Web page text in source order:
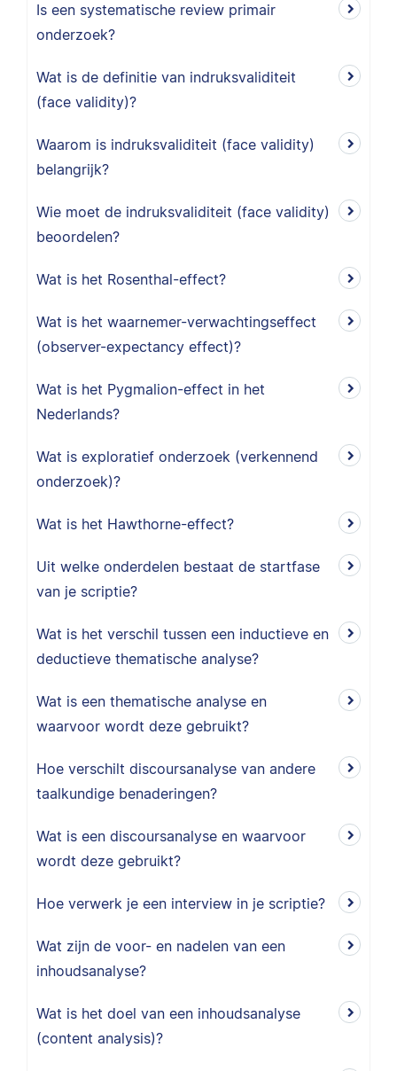
Is een systematische review primair
onderzoek?
Wat is de definitie van indruksvaliditeit
(face validity)?
Waarom is indruksvaliditeit (face validity)
belangrijk?
Wie moet de indruksvaliditeit (face validity)
beoordelen?
Wat is het Rosenthal-effect?
Wat is het waarnemer-verwachtingseffect
(observer-expectancy effect)?
Wat is het Pygmalion-effect in het
Nederlands?
Wat is exploratief onderzoek (verkennend
onderzoek)?
Wat is het Hawthorne-effect?
Uit welke onderdelen bestaat de startfase
van je scriptie?
Wat is het verschil tussen een inductieve en
deductieve thematische analyse?
Wat is een thematische analyse en
waarvoor wordt deze gebruikt?
Hoe verschilt discoursanalyse van andere
taalkundige benaderingen?
Wat is een discoursanalyse en waarvoor
wordt deze gebruikt?
Hoe verwerk je een interview in je scriptie?
Wat zijn de voor- en nadelen van een
inhoudsanalyse?
Wat is het doel van een inhoudsanalyse
(content analysis)?